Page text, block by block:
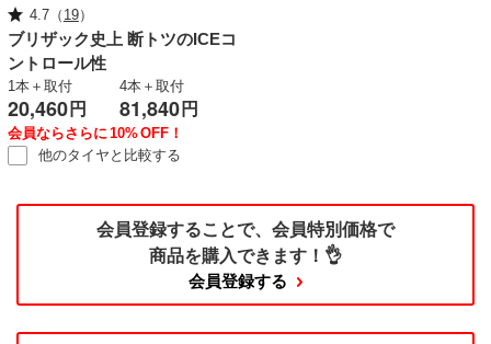
4.7（ 19）
ブリザック史上 断トツのICEコ
ントロール性
1本＋取付
20,460 円
4本＋取付
81,840 円
会員ならさらに10%OFF！
他のタイヤと 比較する
会員登録することで、 会員特別価格で
商品を購入できます！👌
会員登録する